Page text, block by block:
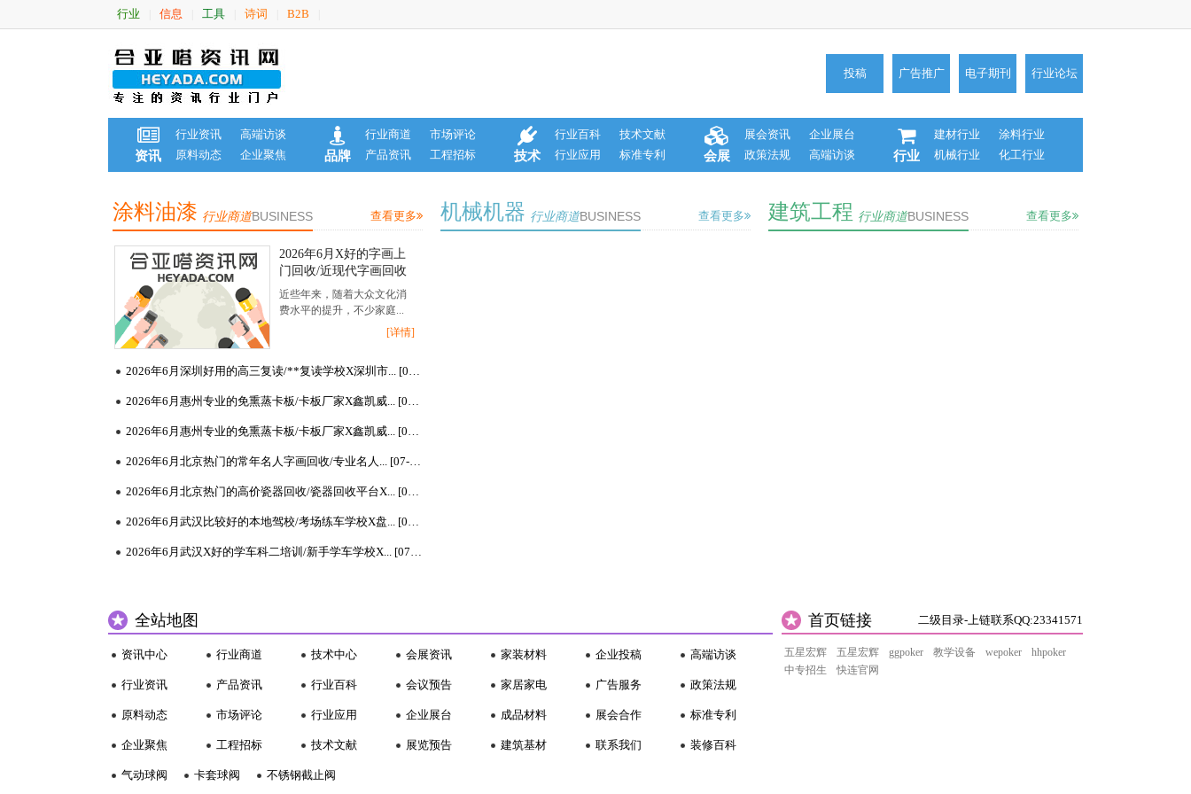
行业 信息 工具 诗词 B2B
投稿 广告推广 电子期刊 行业论坛
资讯
行业资讯
高端访谈
原料动态
企业聚焦 品牌
行业商道
市场评论
产品资讯
工程招标 技术
行业百科
技术文献
行业应用
标准专利 会展
展会资讯
企业展台
政策法规
高端访谈 行业
建材行业
涂料行业
机械行业
化工行业
涂料油漆 行业商道BUSINESS 查看更多
2026年6月X好的字画上
门回收/近现代字画回收
机构X集艺阁
近些年来，随着大众文化消
费水平的提升，不少家庭...
[详情]
2026年6月深圳好用的高三复读/**复读学校X深圳市... [07-03]
2026年6月惠州专业的免熏蒸卡板/卡板厂家X鑫凯威... [07-03]
2026年6月惠州专业的免熏蒸卡板/卡板厂家X鑫凯威... [07-03]
2026年6月北京热门的常年名人字画回收/专业名人... [07-03]
2026年6月北京热门的高价瓷器回收/瓷器回收平台X... [07-03]
2026年6月武汉比较好的本地驾校/考场练车学校X盘... [07-03]
2026年6月武汉X好的学车科二培训/新手学车学校X... [07-03]
机械机器 行业商道BUSINESS 查看更多 建筑工程 行业商道BUSINESS 查看更多
全站地图
资讯中心
行业资讯
原料动态
企业聚焦
行业商道
产品资讯
市场评论
工程招标
技术中心
行业百科
行业应用
技术文献
会展资讯
会议预告
企业展台
展览预告
家装材料
家居家电
成品材料
建筑基材
企业投稿
广告服务
展会合作
联系我们
高端访谈
政策法规
标准专利
装修百科
气动球阀 卡套球阀 不锈钢截止阀
首页链接 二级目录-上链联系QQ:23341571
五星宏辉 五星宏辉 ggpoker 教学设备 wepoker
hhpoker
中专招生
快连官网